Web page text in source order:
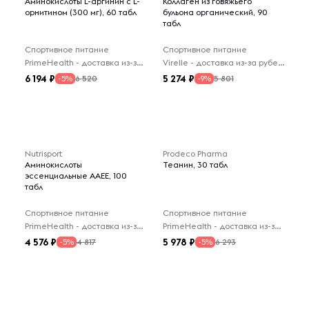
орнитином (300 мг), 60 табл
Спортивное питание
PrimeHealth - доставка из-за рубежа
6 194 -5% 6 520
бульона органический, 90
табл
Спортивное питание
Virelle - доставка из-за рубежа
5 274 -9% 5 801
Nutrisport
Аминокислоты
эссенциальные AAEE, 100
табл
Спортивное питание
PrimeHealth - доставка из-за рубежа
4 576 -5% 4 817
Prodeco Pharma
Теанин, 30 табл
Спортивное питание
PrimeHealth - доставка из-за рубежа
5 978 -5% 6 293